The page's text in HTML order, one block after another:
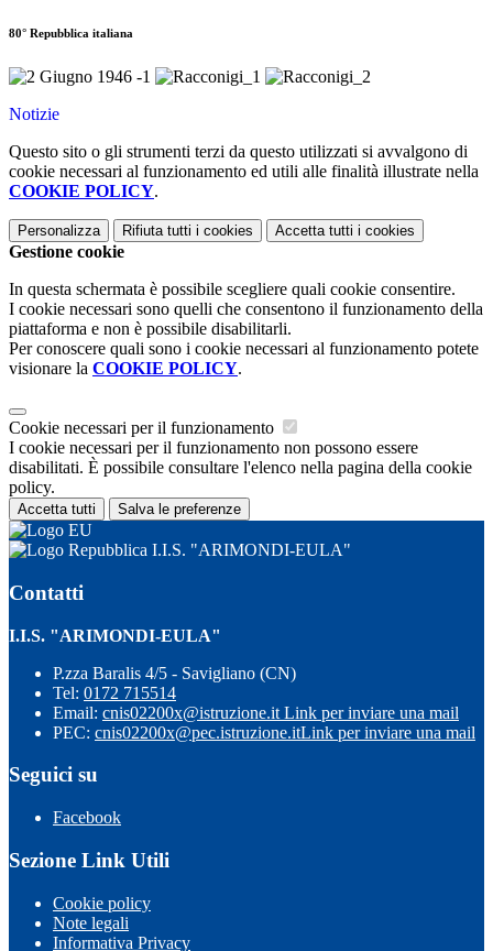
80° Repubblica italiana
Notizie
Questo sito o gli strumenti terzi da questo utilizzati si avvalgono di
cookie necessari al funzionamento ed utili alle finalità illustrate nella
COOKIE POLICY.
Personalizza Rifiuta tutti i cookies Accetta tutti i cookies
Gestione cookie
In questa schermata è possibile scegliere quali cookie consentire.
I cookie necessari sono quelli che consentono il funzionamento della
piattaforma e non è possibile disabilitarli.
Per conoscere quali sono i cookie necessari al funzionamento potete
visionare la COOKIE POLICY.
Cookie necessari per il funzionamento
I cookie necessari per il funzionamento non possono essere
disabilitati. È possibile consultare l'elenco nella pagina della cookie
policy.
Accetta tutti Salva le preferenze
I.I.S. "ARIMONDI-EULA"
Contatti
I.I.S. "ARIMONDI-EULA"
P.zza Baralis 4/5 - Savigliano (CN)
Tel: 0172 715514
Email: cnis02200x@istruzione.it Link per inviare una mail
PEC: cnis02200x@pec.istruzione.itLink per inviare una mail
Seguici su
Facebook
Sezione Link Utili
Cookie policy
Note legali
Informativa Privacy